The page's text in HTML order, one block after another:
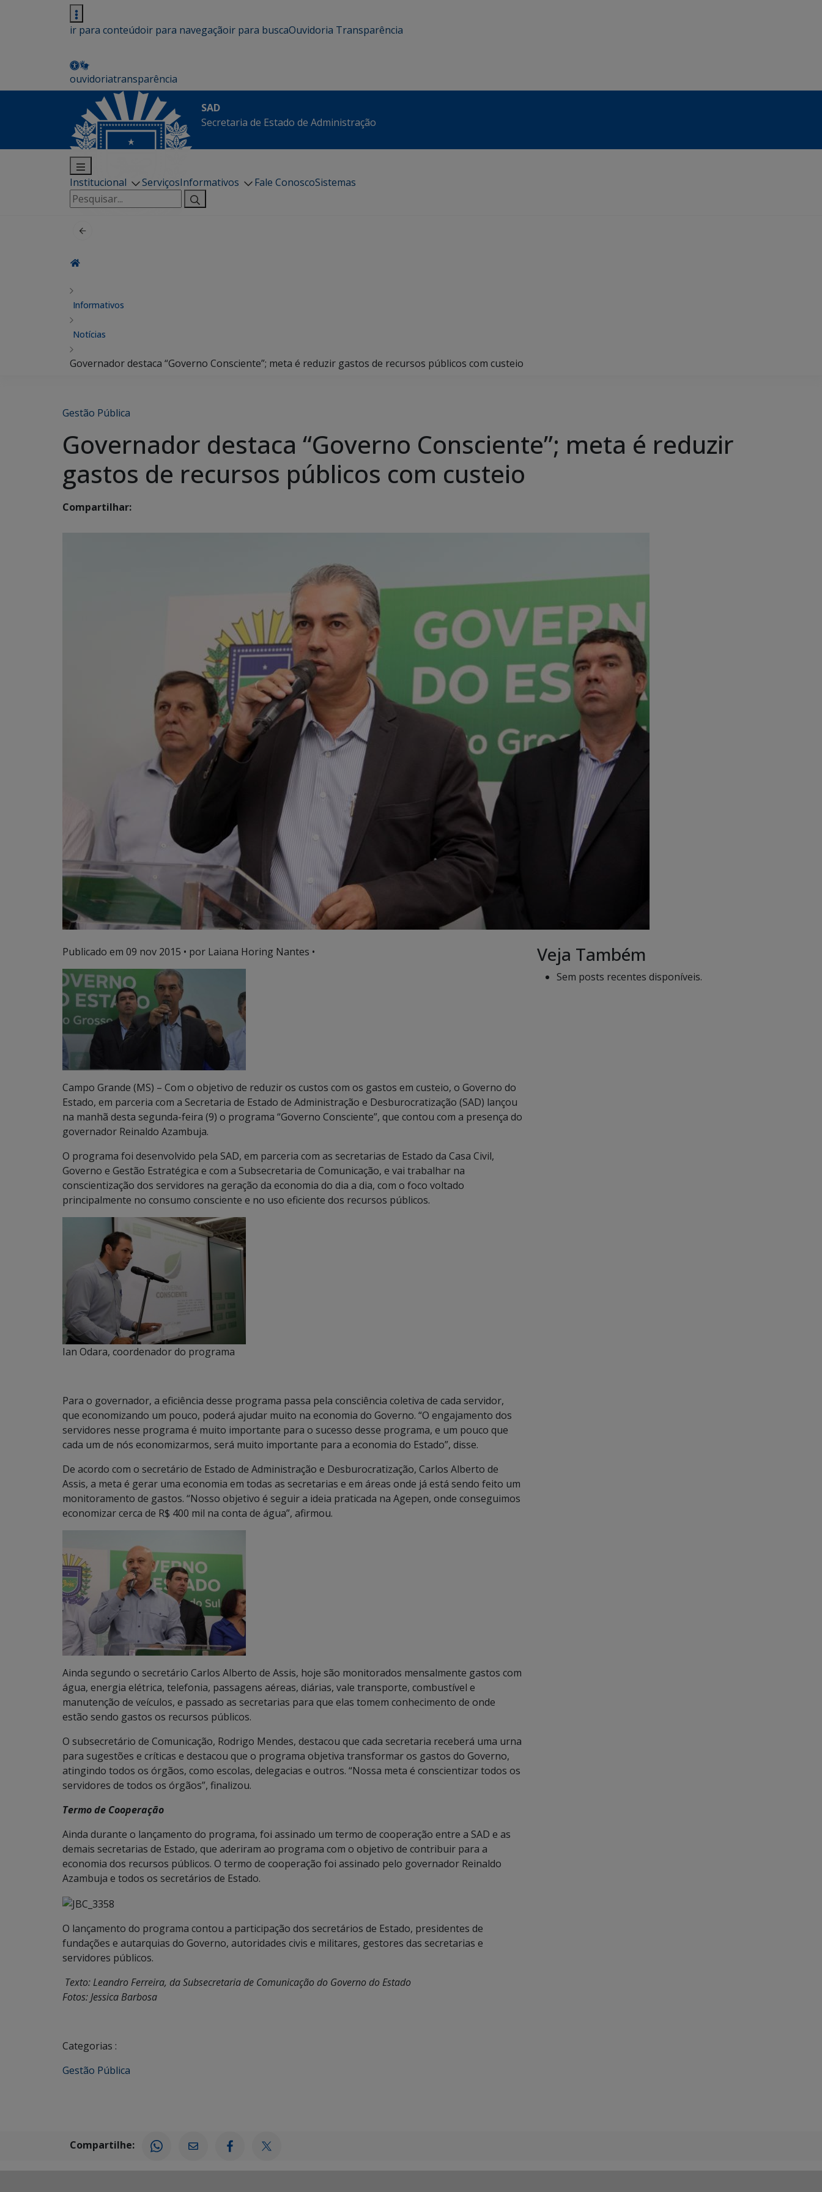
ir para conteúdoir para navegaçãoir para buscaOuvidoria Transparência
ouvidoriatransparência
SAD
Secretaria de Estado de Administração
Institucional ServiçosInformativos Fale ConoscoSistemas
Pesquisar
por:
Informativos
Notícias
Governador destaca “Governo Consciente”; meta é reduzir gastos de recursos públicos com custeio
Gestão Pública
Governador destaca “Governo Consciente”; meta é reduzir
gastos de recursos públicos com custeio
Compartilhar:
Publicado em 09 nov 2015 • por Laiana Horing Nantes •
Campo Grande (MS) – Com o objetivo de reduzir os custos com os gastos em custeio, o Governo do
Estado, em parceria com a Secretaria de Estado de Administração e Desburocratização (SAD) lançou
na manhã desta segunda-feira (9) o programa “Governo Consciente”, que contou com a presença do
governador Reinaldo Azambuja.
O programa foi desenvolvido pela SAD, em parceria com as secretarias de Estado da Casa Civil,
Governo e Gestão Estratégica e com a Subsecretaria de Comunicação, e vai trabalhar na
conscientização dos servidores na geração da economia do dia a dia, com o foco voltado
principalmente no consumo consciente e no uso eficiente dos recursos públicos.
Ian Odara, coordenador do programa
Para o governador, a eficiência desse programa passa pela consciência coletiva de cada servidor,
que economizando um pouco, poderá ajudar muito na economia do Governo. “O engajamento dos
servidores nesse programa é muito importante para o sucesso desse programa, e um pouco que
cada um de nós economizarmos, será muito importante para a economia do Estado”, disse.
De acordo com o secretário de Estado de Administração e Desburocratização, Carlos Alberto de
Assis, a meta é gerar uma economia em todas as secretarias e em áreas onde já está sendo feito um
monitoramento de gastos. “Nosso objetivo é seguir a ideia praticada na Agepen, onde conseguimos
economizar cerca de R$ 400 mil na conta de água”, afirmou.
Ainda segundo o secretário Carlos Alberto de Assis, hoje são monitorados mensalmente gastos com
água, energia elétrica, telefonia, passagens aéreas, diárias, vale transporte, combustível e
manutenção de veículos, e passado as secretarias para que elas tomem conhecimento de onde
estão sendo gastos os recursos públicos.
O subsecretário de Comunicação, Rodrigo Mendes, destacou que cada secretaria receberá uma urna
para sugestões e críticas e destacou que o programa objetiva transformar os gastos do Governo,
atingindo todos os órgãos, como escolas, delegacias e outros. “Nossa meta é conscientizar todos os
servidores de todos os órgãos”, finalizou.
Termo de Cooperação
Ainda durante o lançamento do programa, foi assinado um termo de cooperação entre a SAD e as
demais secretarias de Estado, que aderiram ao programa com o objetivo de contribuir para a
economia dos recursos públicos. O termo de cooperação foi assinado pelo governador Reinaldo
Azambuja e todos os secretários de Estado.
O lançamento do programa contou a participação dos secretários de Estado, presidentes de
fundações e autarquias do Governo, autoridades civis e militares, gestores das secretarias e
servidores públicos.
Texto: Leandro Ferreira, da Subsecretaria de Comunicação do Governo do Estado
Fotos: Jessica Barbosa
Categorias :
Gestão Pública
Veja Também
Sem posts recentes disponíveis.
Compartilhe: